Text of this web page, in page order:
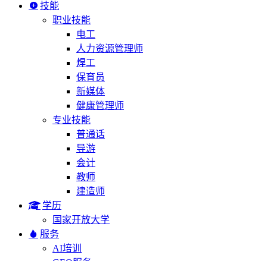
技能
职业技能
电工
人力资源管理师
焊工
保育员
新媒体
健康管理师
专业技能
普通话
导游
会计
教师
建造师
学历
国家开放大学
服务
AI培训